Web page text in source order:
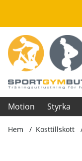
Motion Styrka
Hem Kosttillskott